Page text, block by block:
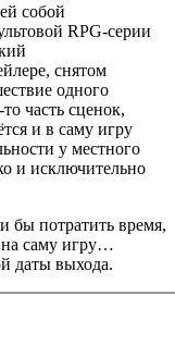
собой
RPG-серии
снятом
одного
часть сценок,
и в саму игру
у местного
и исключительно
бы потратить время,
на саму игру…
даты выхода.